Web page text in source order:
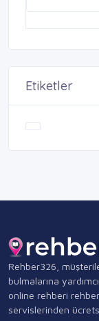
Etiketler
Rehber326,
bulmalarına
online rehberi
servislerinden